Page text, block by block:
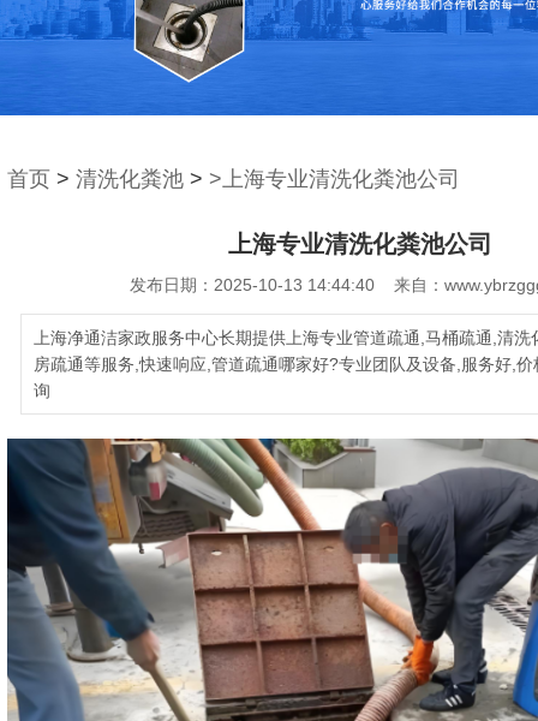
首页 > 清洗化粪池 > >上海专业清洗化粪池公司
上海专业清洗化粪池公司
发布日期：2025-10-13 14:44:40 来自：
上海净通洁家政服务中心长期提供上海专业管道疏通,马桶疏通,清
房疏通等服务,快速响应,管道疏通哪家好?专业团队及设备,服务好,
询